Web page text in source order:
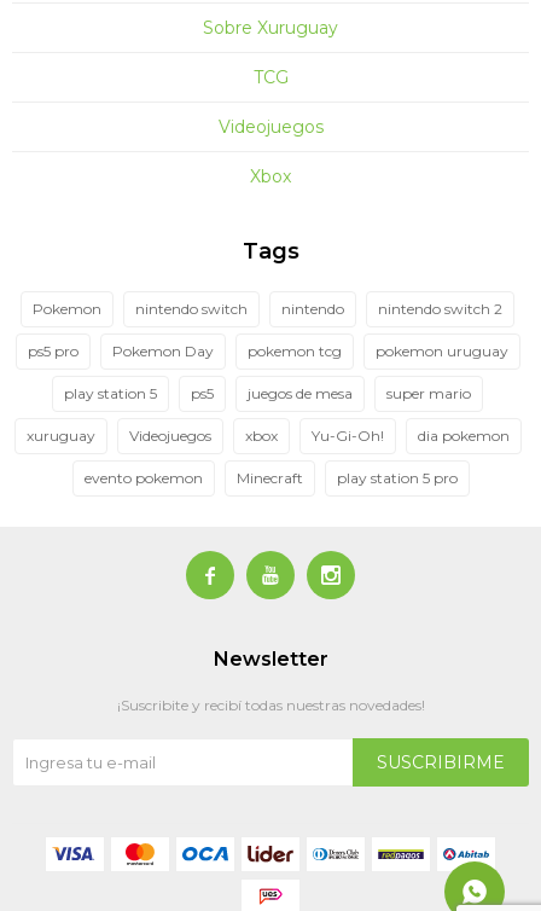
Sobre Xuruguay
TCG
Videojuegos
Xbox
Tags
Pokemon nintendo switch nintendo nintendo switch 2
ps5 pro Pokemon Day pokemon tcg pokemon uruguay
play station 5 ps5 juegos de mesa super mario
xuruguay Videojuegos xbox Yu-Gi-Oh! dia pokemon
evento pokemon Minecraft play station 5 pro
  
Newsletter
¡Suscribite y recibí todas nuestras novedades!
SUSCRIBIRME